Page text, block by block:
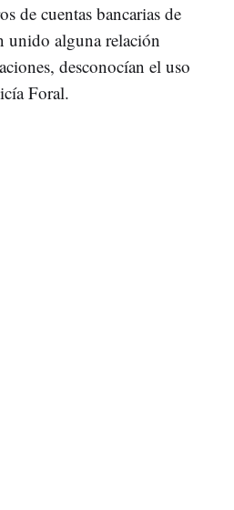
de cuentas bancarias de
unido alguna relación
desconocían el uso
Foral.